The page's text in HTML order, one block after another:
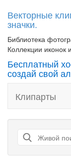
Векторные
значки.
Библиотека
Коллекции иконок
Бесплатный
создай свой
Клипарты